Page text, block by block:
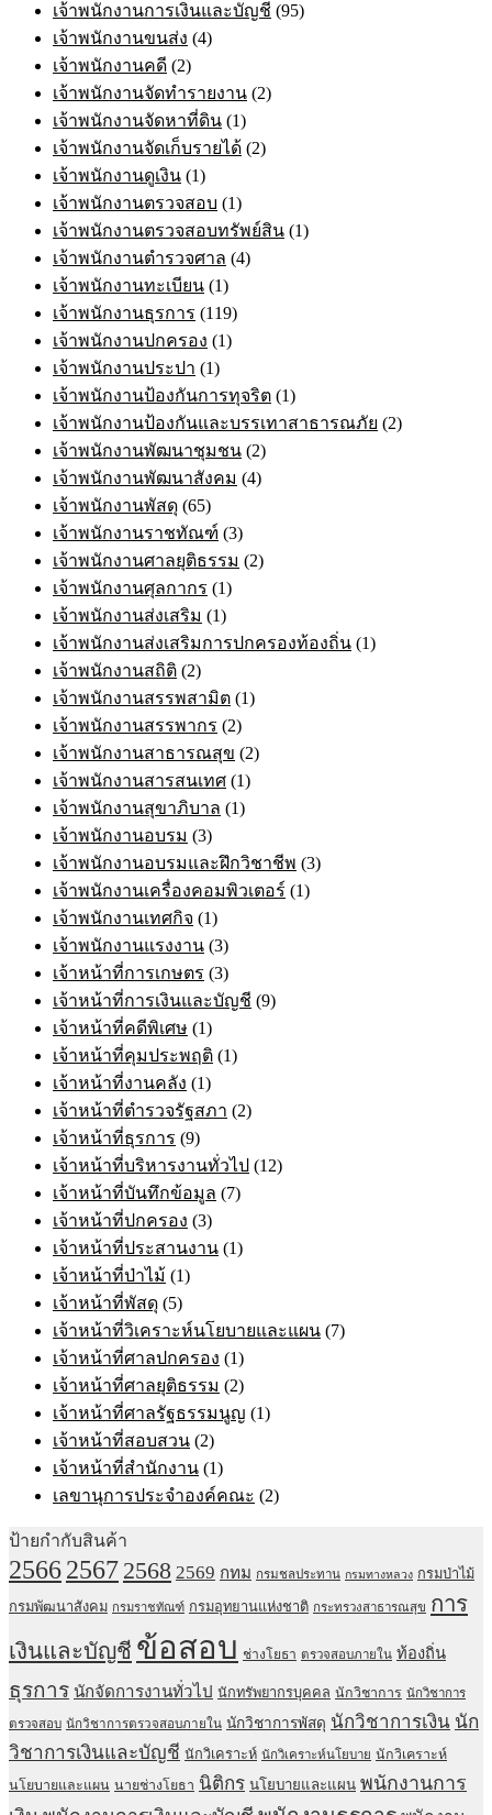
เจ้าพนักงานการเงินและบัญชี (95)
เจ้าพนักงานขนส่ง (4)
เจ้าพนักงานคดี (2)
เจ้าพนักงานจัดทำรายงาน (2)
เจ้าพนักงานจัดหาที่ดิน (1)
เจ้าพนักงานจัดเก็บรายได้ (2)
เจ้าพนักงานดูเงิน (1)
เจ้าพนักงานตรวจสอบ (1)
เจ้าพนักงานตรวจสอบทรัพย์สิน (1)
เจ้าพนักงานตำรวจศาล (4)
เจ้าพนักงานทะเบียน (1)
เจ้าพนักงานธุรการ (119)
เจ้าพนักงานปกครอง (1)
เจ้าพนักงานประปา (1)
เจ้าพนักงานป้องกันการทุจริต (1)
เจ้าพนักงานป้องกันและบรรเทาสาธารณภัย (2)
เจ้าพนักงานพัฒนาชุมชน (2)
เจ้าพนักงานพัฒนาสังคม (4)
เจ้าพนักงานพัสดุ (65)
เจ้าพนักงานราชทัณฑ์ (3)
เจ้าพนักงานศาลยุติธรรม (2)
เจ้าพนักงานศุลกากร (1)
เจ้าพนักงานส่งเสริม (1)
เจ้าพนักงานส่งเสริมการปกครองท้องถิ่น (1)
เจ้าพนักงานสถิติ (2)
เจ้าพนักงานสรรพสามิต (1)
เจ้าพนักงานสรรพากร (2)
เจ้าพนักงานสาธารณสุข (2)
เจ้าพนักงานสารสนเทศ (1)
เจ้าพนักงานสุขาภิบาล (1)
เจ้าพนักงานอบรม (3)
เจ้าพนักงานอบรมและฝึกวิชาชีพ (3)
เจ้าพนักงานเครื่องคอมพิวเตอร์ (1)
เจ้าพนักงานเทศกิจ (1)
เจ้าพนักงานแรงงาน (3)
เจ้าหน้าที่การเกษตร (3)
เจ้าหน้าที่การเงินและบัญชี (9)
เจ้าหน้าที่คดีพิเศษ (1)
เจ้าหน้าที่คุมประพฤติ (1)
เจ้าหน้าที่งานคลัง (1)
เจ้าหน้าที่ตำรวจรัฐสภา (2)
เจ้าหน้าที่ธุรการ (9)
เจ้าหน้าที่บริหารงานทั่วไป (12)
เจ้าหน้าที่บันทึกข้อมูล (7)
เจ้าหน้าที่ปกครอง (3)
เจ้าหน้าที่ประสานงาน (1)
เจ้าหน้าที่ป่าไม้ (1)
เจ้าหน้าที่พัสดุ (5)
เจ้าหน้าที่วิเคราะห์นโยบายและแผน (7)
เจ้าหน้าที่ศาลปกครอง (1)
เจ้าหน้าที่ศาลยุติธรรม (2)
เจ้าหน้าที่ศาลรัฐธรรมนูญ (1)
เจ้าหน้าที่สอบสวน (2)
เจ้าหน้าที่สำนักงาน (1)
เลขานุการประจำองค์คณะ (2)
ป้ายกำกับสินค้า
25662567 2568 2569 กทม กรมชลประทาน กรมทางหลวง กรมป่าไม้
กรมพัฒนาสังคม กรมราชทัณฑ์ กรมอุทยานแห่งชาติ กระทรวงสาธารณสุข การ
เงินและบัญชี ข้อสอบ ช่างโยธา ตรวจสอบภายใน ท้องถิ่น
ธุรการ นักจัดการงานทั่วไป นักทรัพยากรบุคคล นักวิชาการ นักวิชาการ
ตรวจสอบ นักวิชาการตรวจสอบภายใน นักวิชาการพัสดุ นักวิชาการเงิน นัก
วิชาการเงินและบัญชี นักวิเคราะห์ นักวิเคราะห์นโยบาย นักวิเคราะห์
นโยบายและแผน นายช่างโยธา นิติกร นโยบายและแผน พนักงานการ